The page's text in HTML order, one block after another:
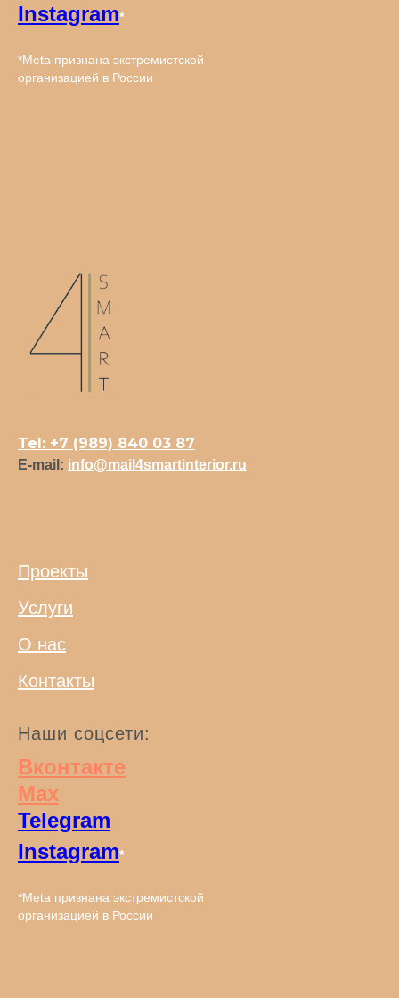
Instagram*
*Meta признана экстремистcкой
организацией в России
Tel: +7 (989) 840 03 87
E-mail: info@mail4smartinterior.ru
Проекты
Услуги
О нас
Контакты
Наши соцсети:
Вконтакте
Max
Telegram
Instagram*
*Meta признана экстремистcкой
организацией в России